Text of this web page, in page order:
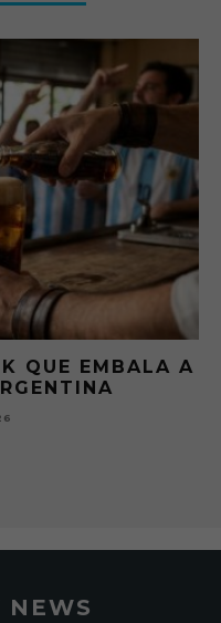
O PICLES QUE
DOS
NEWS